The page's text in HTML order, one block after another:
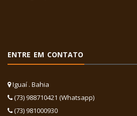
ENTRE EM CONTATO
Iguaí . Bahia
(73) 988710421 (Whatsapp)
(73) 981000930